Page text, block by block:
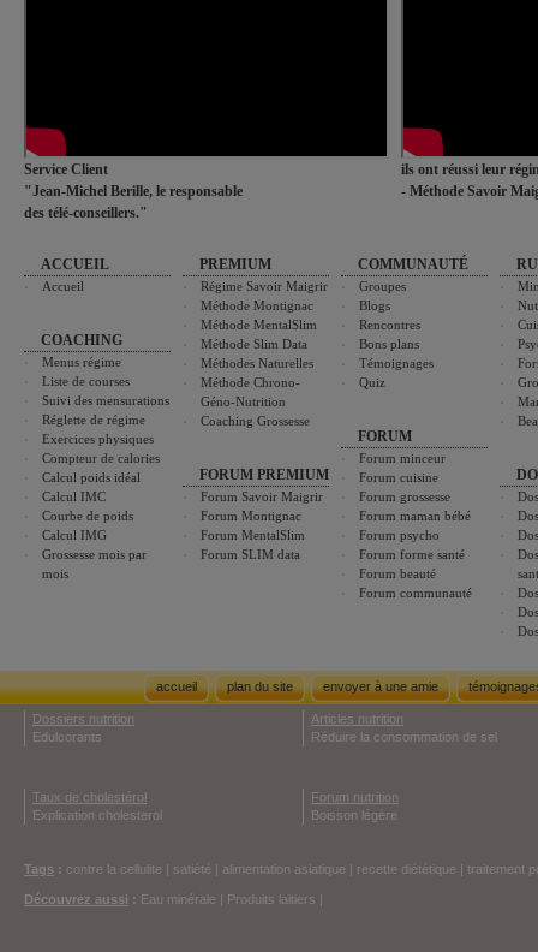
Service Client
"Jean-Michel Berille, le responsable
des télé-conseillers."
ils ont réussi leur
- Méthode Savoir
ACCUEIL
Accueil
COACHING
Menus régime
Liste de courses
Suivi des mensurations
Réglette de régime
Exercices physiques
Compteur de calories
Calcul poids idéal
Calcul IMC
Courbe de poids
Calcul IMG
Grossesse mois par
mois
PREMIUM
Régime Savoir Maigrir
Méthode Montignac
Méthode MentalSlim
Méthode Slim Data
Méthodes Naturelles
Méthode Chrono-
Géno-Nutrition
Coaching Grossesse
FORUM PREMIUM
Forum Savoir Maigrir
Forum Montignac
Forum MentalSlim
Forum SLIM data
COMMUNAUTÉ
Groupes
Blogs
Rencontres
Bons plans
Témoignages
Quiz
FORUM
Forum minceur
Forum cuisine
Forum grossesse
Forum maman bébé
Forum psycho
Forum forme santé
Forum beauté
Forum communauté
accueil plan du site envoyer à une amie
Dossiers nutrition
Edulcorants
Articles nutrition
Réduire la consommation de sel
Taux de cholestérol
Explication cholesterol
Forum nutrition
Boisson légère
Tags : contre la cellulite | satiété | alimentation asiatique | recette diététique | traitement
Découvrez aussi : Eau minérale | Produits laitiers |